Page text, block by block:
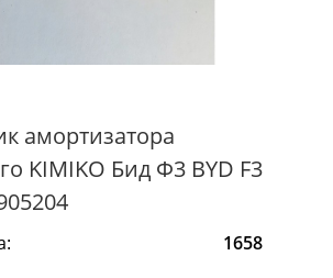
амортизатора
KIMIKO Бид Ф3 BYD F3
1658